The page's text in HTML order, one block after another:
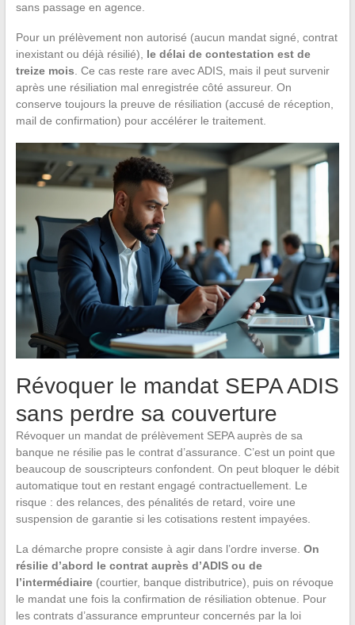
sans passage en agence.
Pour un prélèvement non autorisé (aucun mandat signé, contrat
inexistant ou déjà résilié), le délai de contestation est de
treize mois . Ce cas reste rare avec ADIS, mais il peut survenir
après une résiliation mal enregistrée côté assureur. On
conserve toujours la preuve de résiliation (accusé de réception,
mail de confirmation) pour accélérer le traitement.
Révoquer le mandat SEPA ADIS
sans perdre sa couverture
Révoquer un mandat de prélèvement SEPA auprès de sa
banque ne résilie pas le contrat d’assurance. C’est un point que
beaucoup de souscripteurs confondent. On peut bloquer le débit
automatique tout en restant engagé contractuellement. Le
risque : des relances, des pénalités de retard, voire une
suspension de garantie si les cotisations restent impayées.
La démarche propre consiste à agir dans l’ordre inverse. On
résilie d’abord le contrat auprès d’ADIS ou de
l’intermédiaire(courtier, banque distributrice), puis on révoque
le mandat une fois la confirmation de résiliation obtenue. Pour
les contrats d’assurance emprunteur concernés par la loi